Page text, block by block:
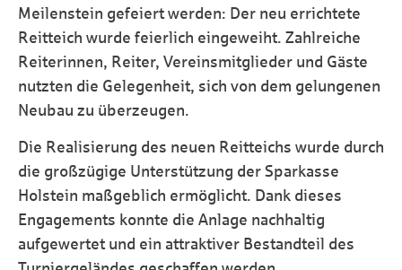
Meilenstein gefeiert werden: Der neu errichtete
Reitteich wurde feierlich eingeweiht. Zahlreiche
Reiterinnen, Reiter, Vereinsmitglieder und Gäste
nutzten die Gelegenheit, sich von dem gelungenen
Neubau zu überzeugen.
Die Realisierung des neuen Reitteichs wurde durch
die großzügige Unterstützung der Sparkasse
Holstein maßgeblich ermöglicht. Dank dieses
Engagements konnte die Anlage nachhaltig
aufgewertet und ein attraktiver Bestandteil des